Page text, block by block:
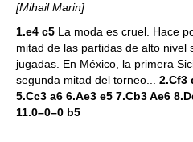
[Mihail Marin]
1.e4 c5 La moda es cruel. Hace
mitad de las partidas de alto nivel
jugadas. En México, la primera
segunda mitad del torneo... 2.Cf3
5.Cc3 a6 6.Ae3 e5 7.Cb3 Ae6
11.0–0–0 b5